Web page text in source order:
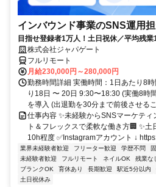
インバウンド事業のSNS運用
目指せ登録者1万人！土日祝休／平均残
株式会社ジャパゲート
フルリモート
月給230,000円～280,000円
勤務時間詳細 実働時間：1日あたり8
り18日 〜 20日 9:30〜18:30 (実働8時
を導入 (出退勤を30分まで前後させる
仕事内容 ✨未経験からSNSマーケティ
ト＆フレックスで柔軟な働き方🏢 ✨
10h程度 ✅Instagramアカウント ↓
業界未経験者歓迎 フリーター歓迎 学歴不問
未経験者歓迎
フルリモート ネイルOK 残業な
ブランクOK
育休あり 長期歓迎 駅近5分以内
土日祝休み